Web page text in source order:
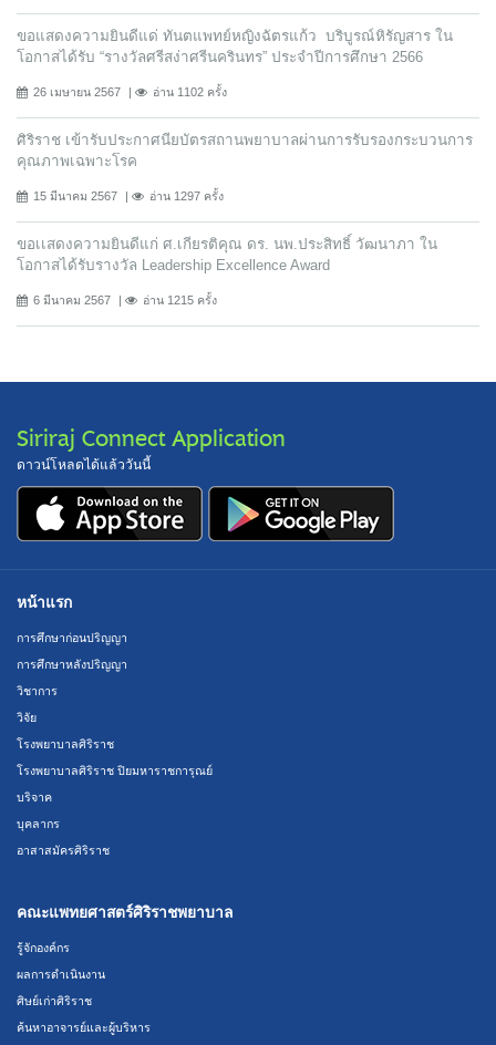
ขอแสดงความยินดีแด่ ทันตแพทย์หญิงฉัตรแก้ว บริบูรณ์หิรัญสาร ใน
โอกาสได้รับ “รางวัลศรีสง่าศรีนครินทร” ประจำปีการศึกษา 2566
26 เมษายน 2567 อ่าน 1102 ครั้ง
ศิริราช เข้ารับประกาศนียบัตรสถานพยาบาลผ่านการรับรองกระบวนการ
คุณภาพเฉพาะโรค
15 มีนาคม 2567 อ่าน 1297 ครั้ง
ขอเเสดงความยินดีแก่ ศ.เกียรติคุณ ดร. นพ.ประสิทธิ์ วัฒนาภา ใน
โอกาสได้รับรางวัล Leadership Excellence Award
6 มีนาคม 2567 อ่าน 1215 ครั้ง
Siriraj Connect Application
ดาวน์โหลดได้แล้ววันนี้
หน้าแรก
การศึกษาก่อนปริญญา
การศึกษาหลังปริญญา
วิชาการ
วิจัย
โรงพยาบาลศิริราช
โรงพยาบาลศิริราช ปิยมหาราชการุณย์
บริจาค
บุคลากร
อาสาสมัครศิริราช
คณะแพทยศาสตร์ศิริราชพยาบาล
รู้จักองค์กร
ผลการดำเนินงาน
ศิษย์เก่าศิริราช
ค้นหาอาจารย์และผู้บริหาร